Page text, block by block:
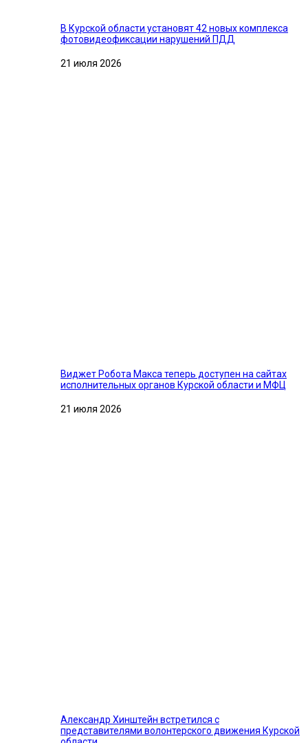
В Курской области установят 42 новых комплекса
фотовидеофиксации нарушений ПДД
21 июля 2026
Виджет Робота Макса теперь доступен на сайтах
исполнительных органов Курской области и МФЦ
21 июля 2026
Александр Хинштейн встретился с
представителями волонтерского движения Курской